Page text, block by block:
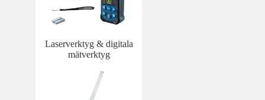
Laserverktyg & digitala
mätverktyg